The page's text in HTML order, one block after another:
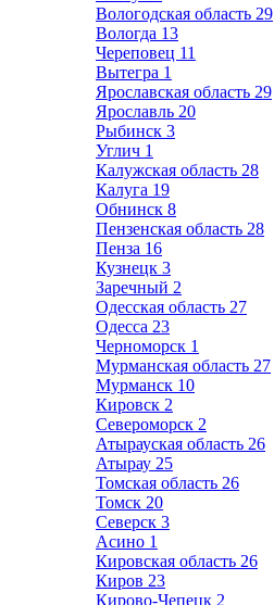
Вологодская область 29
Вологда 13
Череповец 11
Вытегра 1
Ярославская область 29
Ярославль 20
Рыбинск 3
Углич 1
Калужская область 28
Калуга 19
Обнинск 8
Пензенская область 28
Пенза 16
Кузнецк 3
Заречный 2
Одесская область 27
Одесса 23
Черноморск 1
Мурманская область 27
Мурманск 10
Кировск 2
Североморск 2
Атырауская область 26
Атырау 25
Томская область 26
Томск 20
Северск 3
Асино 1
Кировская область 26
Киров 23
Кирово-Чепецк 2